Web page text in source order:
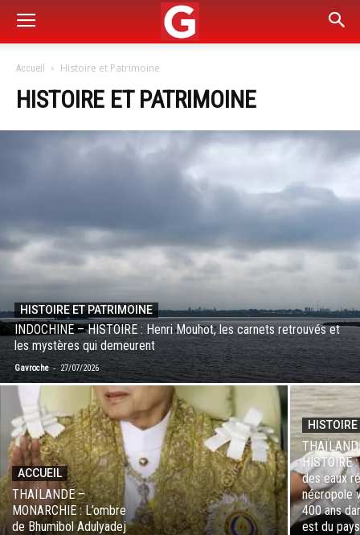
Accueil Histoire et Patrimoine
HISTOIRE ET PATRIMOINE
HISTOIRE ET PATRIMOINE
INDOCHINE – HISTOIRE : Henri Mouhot, les carnets retrouvés et
les mystères qui demeurent
Gavroche - 27/07/2026
ACCUEIL
THAÏLANDE –
MONARCHIE : L’ombre
de Bhumibol Adulyadej
HISTOIRE
des eaux
nécropole
400 ans
est du pays